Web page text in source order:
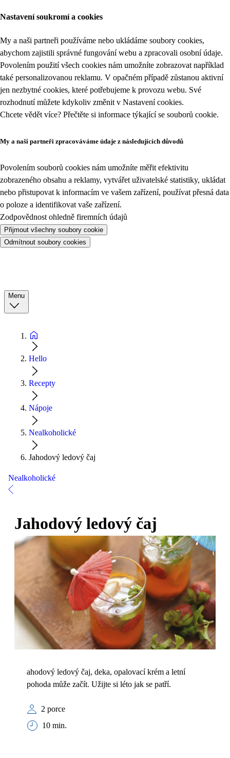
Nastavení soukromí a cookies
My a naši partneři používáme nebo ukládáme soubory cookies,
abychom zajistili správné fungování webu a zpracovali osobní údaje.
Povolením použití všech cookies nám umožníte zobrazovat například
také personalizovanou reklamu. V opačném případě zůstanou aktivní
jen nezbytné cookies, které potřebujeme k provozu webu. Své
rozhodnutí můžete kdykoliv změnit v Nastavení cookies.
Chcete vědět více? Přečtěte si informace týkající se souborů cookie.
My a naši partneři zpracováváme údaje z následujících důvodů
Povolením souborů cookies nám umožníte měřit efektivitu
zobrazeného obsahu a reklamy, vytvářet uživatelské statistiky, ukládat
nebo přistupovat k informacím ve vašem zařízení, používat přesná data
o poloze a identifikovat vaše zařízení.
Zodpovědnost ohledně firemních údajů
Přijmout všechny soubory cookie
Odmítnout soubory cookies
Menu
Hello
Recepty
Nápoje
Nealkoholické
Jahodový ledový čaj
Nealkoholické
Jahodový ledový čaj
ahodový ledový čaj, deka, opalovací krém a letní
pohoda může začít. Užijte si léto jak se patří.
2 porce
10 min.